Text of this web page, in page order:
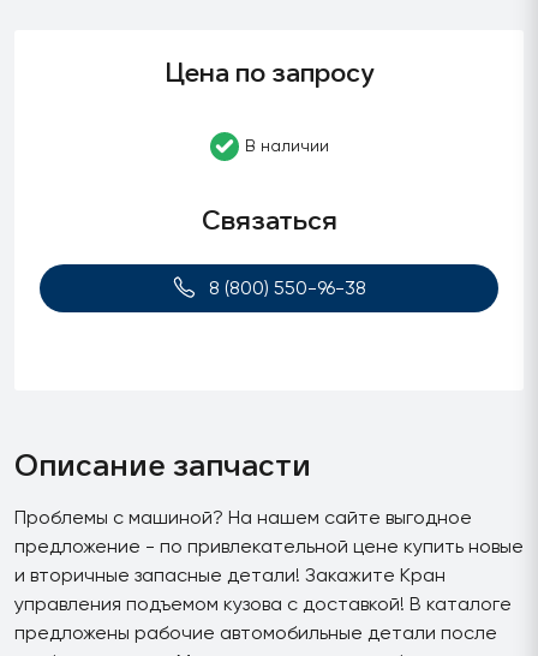
Цена по запросу
В наличии
Связаться
8 (800) 550-96-38
Описание запчасти
Проблемы с машиной? На нашем сайте выгодное
предложение - по привлекательной цене купить новые
и вторичные запасные детали! Закажите Кран
управления подъемом кузова с доставкой! В каталоге
предложены рабочие автомобильные детали после